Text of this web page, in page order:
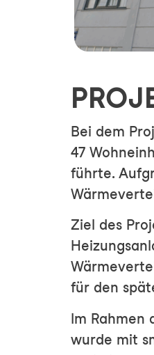
Bei dem
47
führte.
Ziel des
für den
Im Rahmen
wurde mit